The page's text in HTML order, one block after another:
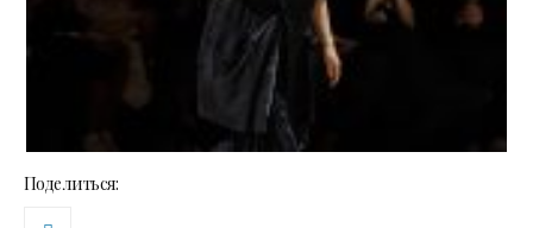
Поделиться: